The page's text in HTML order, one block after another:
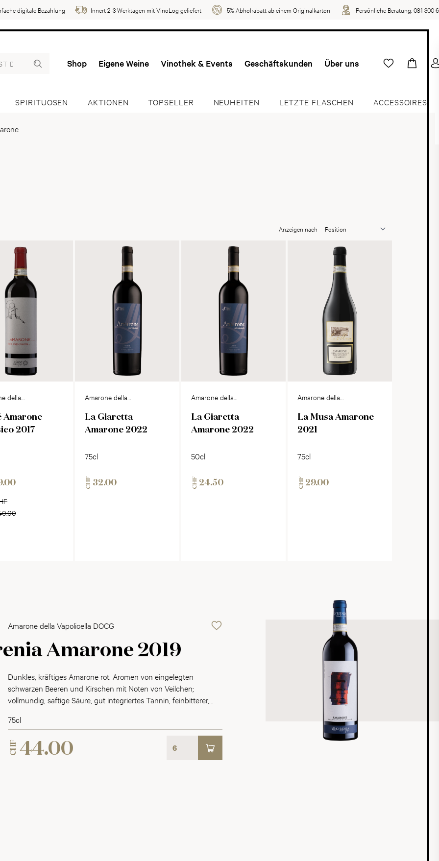
digitale Bezahlung Innert 2-3 Werktagen mit VinoLog geliefert 5% Abholrabatt ab einem Originalkarton Persönliche Beratung:081 300
Shop Eigene Weine Vinothek & Events Geschäftskunden Über uns
SPIRITUOSEN AKTIONEN TOPSELLER NEUHEITEN LETZTE FLASCHEN ACCESSOIRES
Anzeigen nach
della
Amarone
2017
Amarone della
La Giaretta
Amarone 2022
75cl
CHF 32.00
Amarone della
La Giaretta
Amarone 2022
50cl
CHF 24.50
Amarone della
La Musa Amarone
2021
75cl
CHF 29.00
Amarone della Vapolicella DOCG
Amarone 2019
Dunkles, kräftiges Amarone rot. Aromen von eingelegten
schwarzen Beeren und Kirschen mit Noten von Veilchen;
vollmundig, saftige Säure, gut integriertes Tannin, feinbitterer,
75cl
CHF 44.00